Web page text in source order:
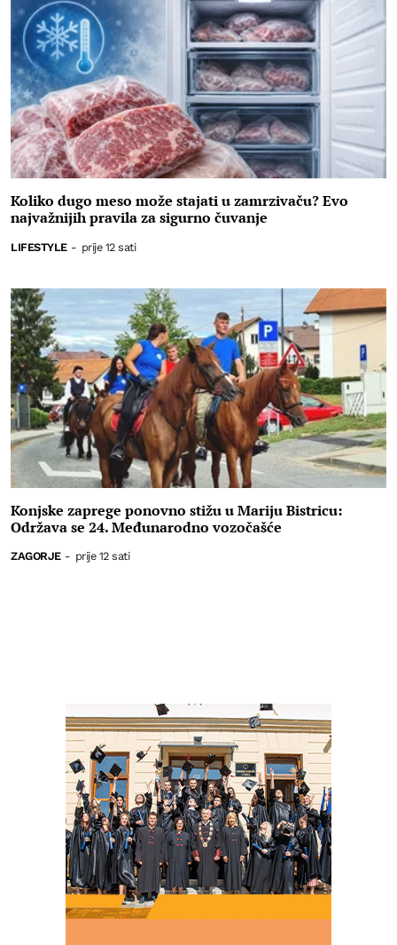
Koliko dugo meso može stajati u zamrzivaču? Evo
najvažnijih pravila za sigurno čuvanje
LIFESTYLE - prije 12 sati
Konjske zaprege ponovno stižu u Mariju Bistricu:
Održava se 24. Međunarodno vozočašće
ZAGORJE - prije 12 sati